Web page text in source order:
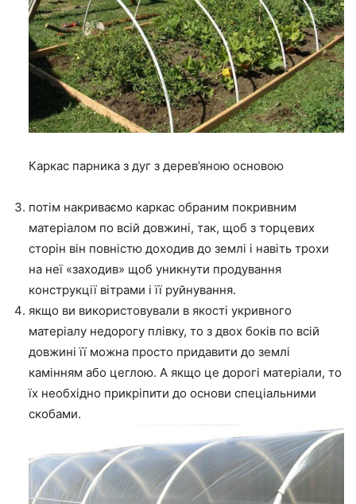
Каркас парника з дуг з дерев’яною основою
потім накриваємо каркас обраним покривним
матеріалом по всій довжині, так, щоб з торцевих
сторін він повністю доходив до землі і навіть трохи
на неї «заходив» щоб уникнути продування
конструкції вітрами і її руйнування.
якщо ви використовували в якості укривного
матеріалу недорогу плівку, то з двох боків по всій
довжині її можна просто придавити до землі
камінням або цеглою. А якщо це дорогі матеріали, то
їх необхідно прикріпити до основи спеціальними
скобами.